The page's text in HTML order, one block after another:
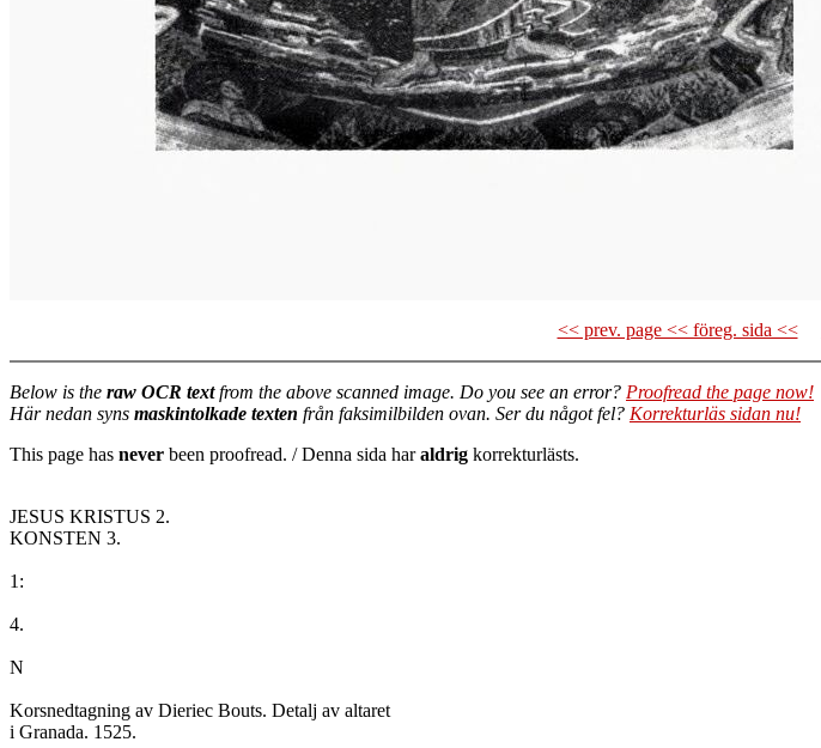
<< prev. page << föreg. sida <<
Below is the raw OCR textfrom the above scanned image. Do you see an error? Proofread the page now!
Här nedan syns maskintolkade texten från faksimilbilden ovan. Ser du något fel? Korrekturläs sidan nu!
This page has never been proofread. / Denna sida haraldrig korrekturlästs.
JESUS KRISTUS 2.
KONSTEN 3.
1:
4.
N
Korsnedtagning av Dieriec Bouts. Detalj av altaret
i Granada. 1525.